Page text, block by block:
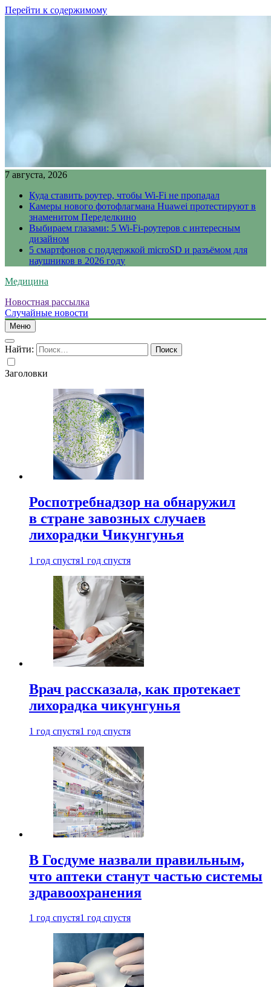
Перейти к содержимому
7 августа, 2026
Куда ставить роутер, чтобы Wi-Fi не пропадал
Камеры нового фотофлагмана Huawei протестируют в
знаменитом Переделкино
Выбираем глазами: 5 Wi-Fi-роутеров с интересным
дизайном
5 смартфонов с поддержкой microSD и разъёмом для
наушников в 2026 году
Медицина
Новостная рассылка
Случайные новости
Меню
Найти:
Заголовки
Роспотребнадзор на обнаружил
в стране завозных случаев
лихорадки Чикунгунья
1 год спустя1 год спустя
Врач рассказала, как протекает
лихорадка чикунгунья
1 год спустя1 год спустя
В Госдуме назвали правильным,
что аптеки станут частью системы
здравоохранения
1 год спустя1 год спустя